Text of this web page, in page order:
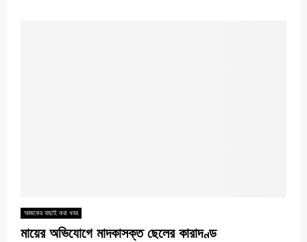
আজকের বাছাই করা খবর
মায়ের অভিযোগে মাদকাসক্ত ছেলের কারাদণ্ড